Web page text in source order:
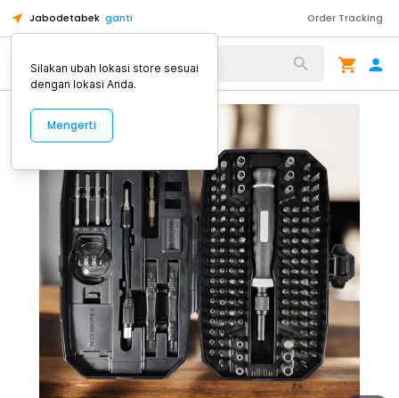
Jabodetabek ganti Order Tracking
Alat Kopi
Silakan ubah lokasi store sesuai
dengan lokasi Anda.
Mengerti